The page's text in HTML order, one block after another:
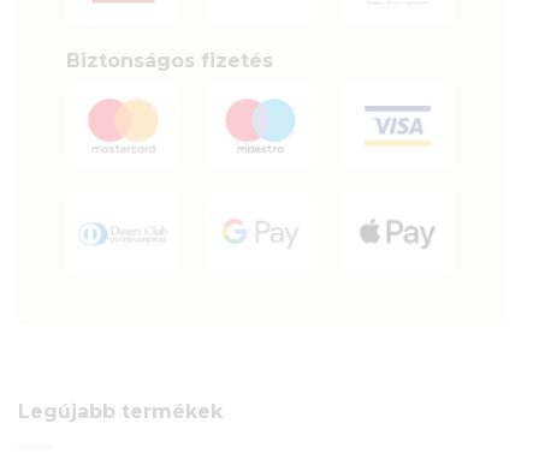
Biztonságos fizetés
Legújabb termékek